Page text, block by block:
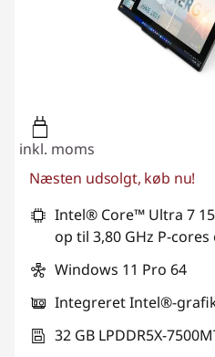
inkl. moms
Næsten udsolgt, køb nu!
Intel® Core™ Ultra 7
op til 3,80 GHz P-cores
Windows 11 Pro 64
Integreret Intel®-
32 GB LPDDR5X-